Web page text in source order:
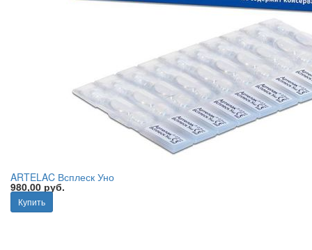
ARTELAC Всплеск Уно
980,00 руб.
Купить